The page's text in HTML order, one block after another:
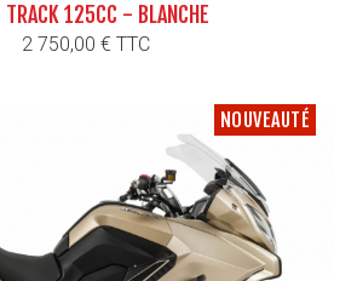
TRACK 125CC - BLANCHE
Prix
2 750,00 € TTC
NOUVEAUTÉ